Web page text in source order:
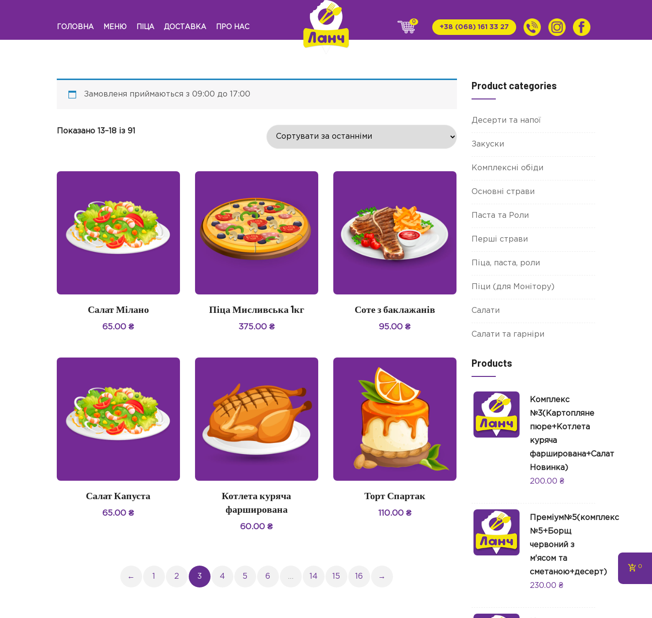
ГОЛОВНА МЕНЮ ПІЦА ДОСТАВКА ПРО НАС
0
+38 (068) 161 33 27
Замовленя приймаються з 09:00 до 17:00
Показано 13–18 із 91
Салат Мілано
65.00₴
Піца Мисливська 1кг
375.00 ₴
Соте з баклажанів
95.00₴
Салат Капуста
65.00₴
Котлета куряча
фарширована
60.00₴
Торт Спартак
110.00 ₴
← 2 3 4 5 6 … 14 15 16 →
Product categories
Десерти та напої
Закуски
Комплексні обіди
Основні страви
Паста та Роли
Перші страви
Піца, паста, роли
Піци (для Монітору)
Салати
Салати та гарніри
Products
Комплекс
№3(Картопляне
пюре+Котлета
куряча
фарширована+Салат
Новинка)
200.00 ₴
Преміум№5(комплекс
№5+Борщ
червоний з
м'ясом та
сметаною+десерт)
230.00 ₴
0